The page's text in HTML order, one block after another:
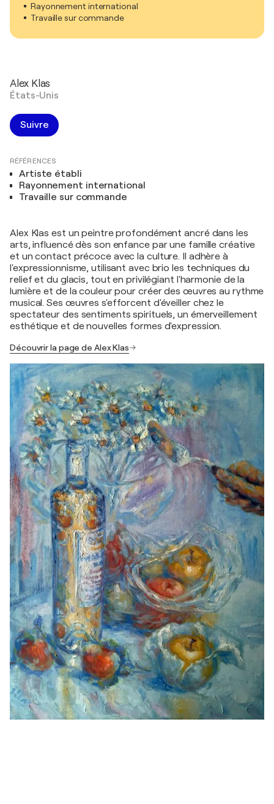
Rayonnement international
Travaille sur commande
Alex Klas
États-Unis
Suivre
RÉFÉRENCES
Artiste établi
Rayonnement international
Travaille sur commande
Alex Klas est un peintre profondément ancré dans les
arts, influencé dès son enfance par une famille créative
et un contact précoce avec la culture. Il adhère à
l'expressionnisme, utilisant avec brio les techniques du
relief et du glacis, tout en privilégiant l'harmonie de la
lumière et de la couleur pour créer des œuvres au rythme
musical. Ses œuvres s'efforcent d'éveiller chez le
spectateur des sentiments spirituels, un émerveillement
esthétique et de nouvelles formes d'expression.
Découvrir la page de Alex Klas